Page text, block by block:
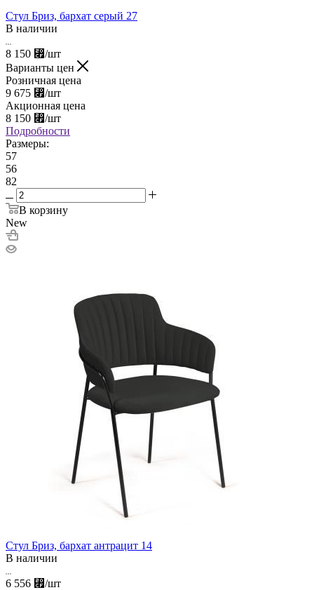
Стул Бриз, бархат серый 27
В наличии
8 150 ⃏/шт
Варианты цен
Розничная цена
9 675 ⃏/шт
Акционная цена
8 150 ⃏/шт
Подробности
Размеры:
57
56
82
В корзину
New
Стул Бриз, бархат антрацит 14
В наличии
6 556 ⃏/шт